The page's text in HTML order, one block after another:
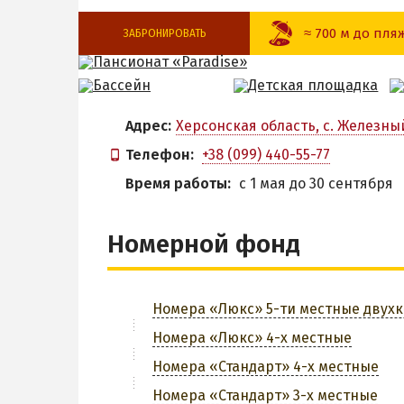
ЗАБРОНИРОВАТЬ ≈ 700 м до
Детский батут Детская
Бар
животными
Магазин Парковка
Адрес: Херсонская область, с.
Телефон: +38 (099) 440-55-77
Время работы: с 1 мая до 30 сентября
Номерной фонд
Номера «Люкс» 5-ти местные
Номера «Люкс» 4-х местные
Номера «Стандарт» 4-х местные
Номера «Стандарт» 3-х местные